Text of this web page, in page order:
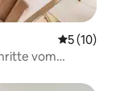
5 (10)
vom